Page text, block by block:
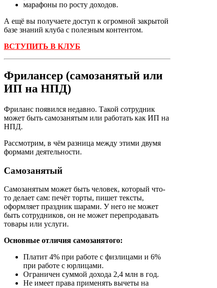
марафоны по росту доходов.
А ещё вы получаете доступ к огромной закрытой
базе знаний клуба с полезным контентом.
ВСТУПИТЬ В КЛУБ
Фрилансер (самозанятый или
ИП на НПД)
Фриланс появился недавно. Такой сотрудник
может быть самозанятым или работать как ИП на
НПД.
Рассмотрим, в чём разница между этими двумя
формами деятельности.
Самозанятый
Самозанятым может быть человек, который что-
то делает сам: печёт торты, пишет тексты,
оформляет праздник шарами. У него не может
быть сотрудников, он не может перепродавать
товары или услуги.
Основные отличия самозанятого:
Платит 4% при работе с физлицами и 6%
при работе с юрлицами.
Ограничен суммой дохода 2,4 млн в год.
Не имеет права применять вычеты на